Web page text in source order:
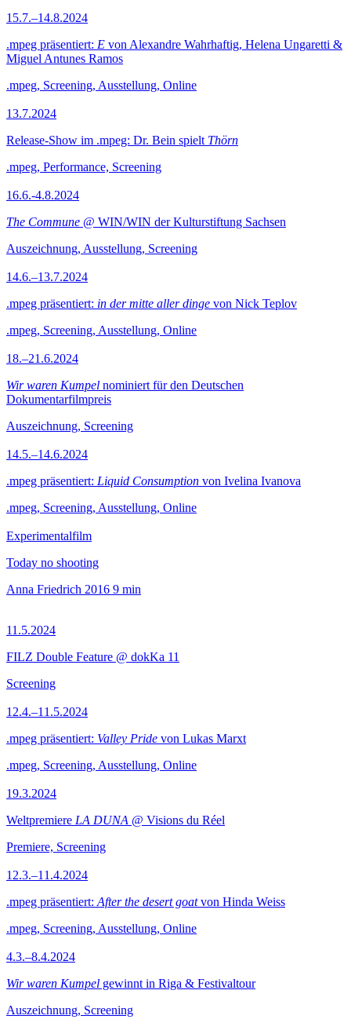
15.7.–14.8.2024
.mpeg präsentiert: E von Alexandre Wahrhaftig, Helena Ungaretti &
Miguel Antunes Ramos
.mpeg, Screening, Ausstellung, Online
13.7.2024
Release-Show im .mpeg: Dr. Bein spielt Thörn
.mpeg, Performance, Screening
16.6.-4.8.2024
The Commune @ WIN/WIN der Kulturstiftung Sachsen
Auszeichnung, Ausstellung, Screening
14.6.–13.7.2024
.mpeg präsentiert: in der mitte aller dinge von Nick Teplov
.mpeg, Screening, Ausstellung, Online
18.–21.6.2024
Wir waren Kumpel nominiert für den Deutschen
Dokumentarfilmpreis
Auszeichnung, Screening
14.5.–14.6.2024
.mpeg präsentiert: Liquid Consumption von Ivelina Ivanova
.mpeg, Screening, Ausstellung, Online
Experimentalfilm
Today no shooting
Anna Friedrich 2016 9 min
11.5.2024
FILZ Double Feature @ dokKa 11
Screening
12.4.–11.5.2024
.mpeg präsentiert: Valley Pride von Lukas Marxt
.mpeg, Screening, Ausstellung, Online
19.3.2024
Weltpremiere LA DUNA @ Visions du Réel
Premiere, Screening
12.3.–11.4.2024
.mpeg präsentiert: After the desert goatvon Hinda Weiss
.mpeg, Screening, Ausstellung, Online
4.3.–8.4.2024
Wir waren Kumpel gewinnt in Riga & Festivaltour
Auszeichnung, Screening